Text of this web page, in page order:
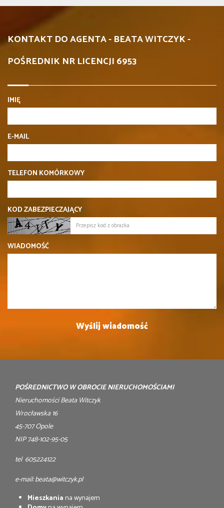
KONTAKT DO AGENTA - BEATA WITCZYK -
POŚREDNIK NR LICENCJI 6953
IMIĘ
E-MAIL
TELEFON KOMÓRKOWY
KOD ZABEZPIECZAJĄCY
WIADOMOŚĆ
POŚREDNICTWO W OBROCIE NIERUCHOMOŚCIAMI
Nieruchomości Beata Witczyk
Wrocławska 16
45-707 Opole
NIP 748-102-95-05
tel 605224122
e-mail: beata@witczyk.pl
Mieszkania na wynajem